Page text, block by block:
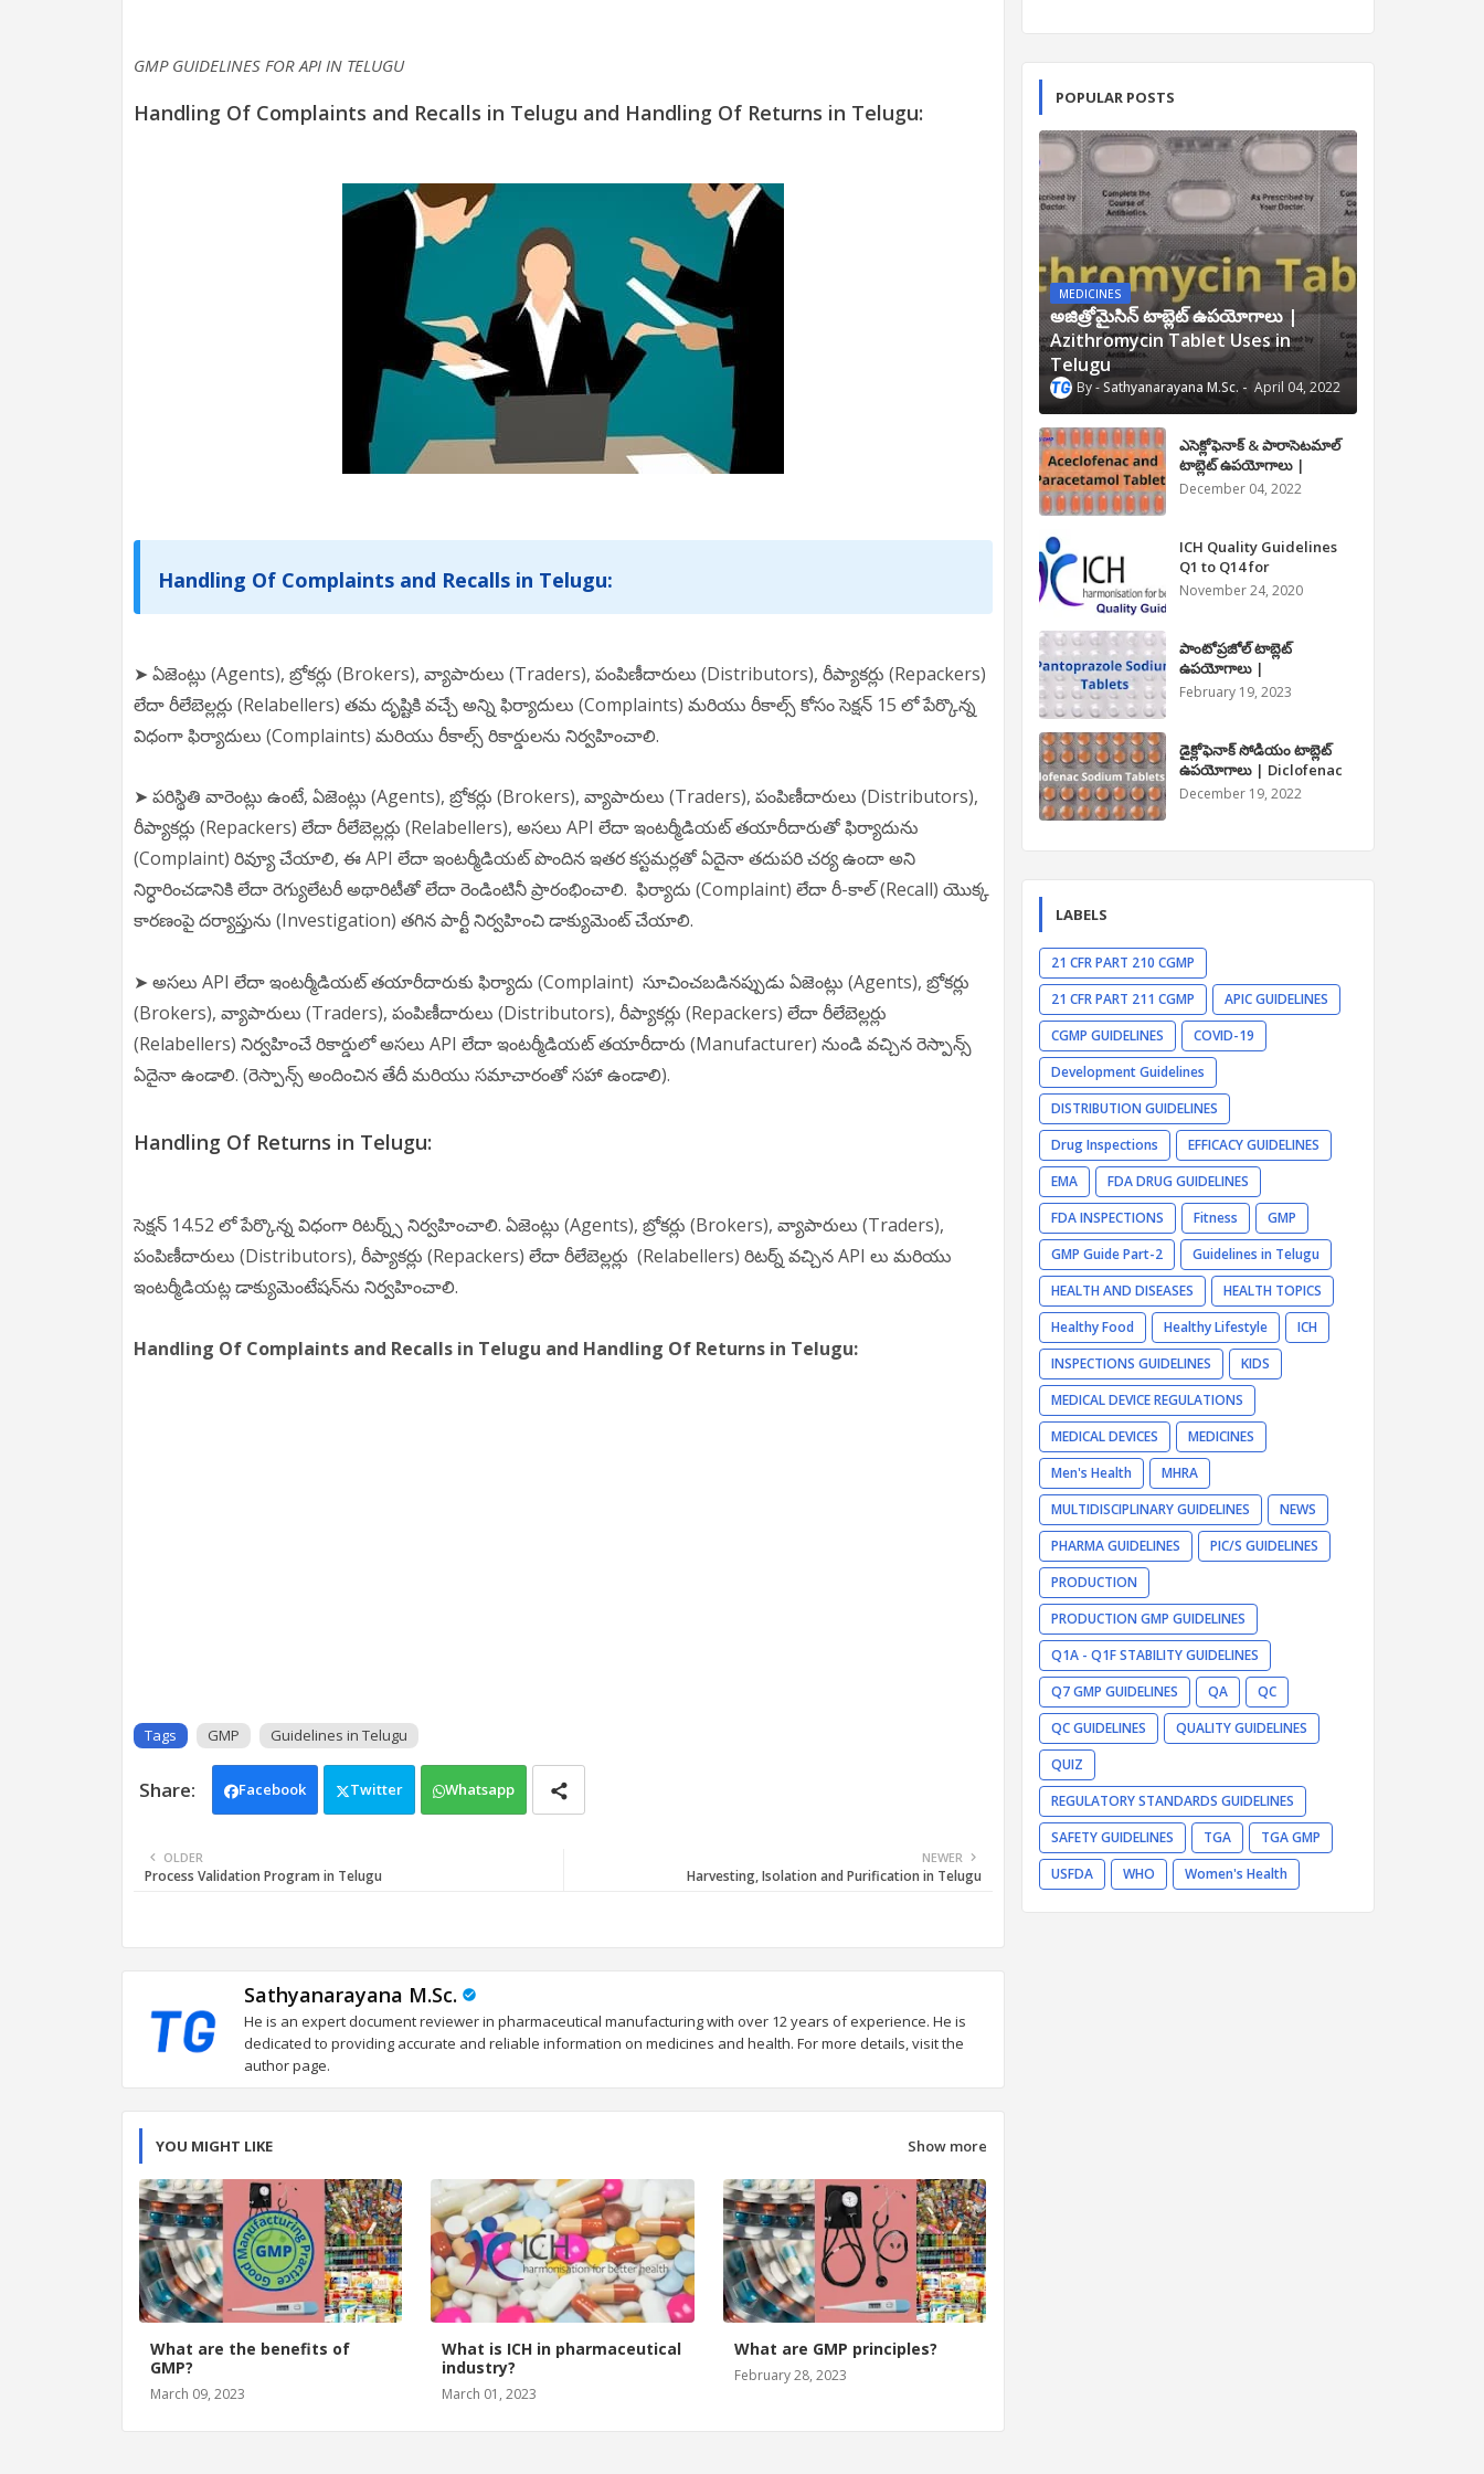
GMP GUIDELINES FOR API IN TELUGU
Handling Of Complaints and Recalls in Telugu and Handling Of Returns in Telugu:
Handling Of Complaints and Recalls in Telugu:
➤ ఏజెంట్లు (Agents), బ్రోకర్లు (Brokers), వ్యాపారులు (Traders), పంపిణీదారులు (Distributors), రీప్యాకర్లు (Repackers)
లేదా రీలేబెల్లర్లు (Relabellers) తమ దృష్టికి వచ్చే అన్ని ఫిర్యాదులు (Complaints) మరియు రీకాల్స్ కోసం సెక్షన్ 15 లో పేర్కొన్న
విధంగా ఫిర్యాదులు (Complaints) మరియు రీకాల్స్ రికార్డులను నిర్వహించాలి.
➤ పరిస్థితి వారెంట్లు ఉంటే, ఏజెంట్లు (Agents), బ్రోకర్లు (Brokers), వ్యాపారులు (Traders), పంపిణీదారులు (Distributors),
రీప్యాకర్లు (Repackers) లేదా రీలేబెల్లర్లు (Relabellers), అసలు API లేదా ఇంటర్మీడియట్ తయారీదారుతో ఫిర్యాదును
(Complaint) రివ్యూ చేయాలి, ఈ API లేదా ఇంటర్మీడియట్ పొందిన ఇతర కస్టమర్లతో ఏదైనా తదుపరి చర్య ఉందా అని
నిర్ధారించడానికి లేదా రెగ్యులేటరీ అథారిటీతో లేదా రెండింటినీ ప్రారంభించాలి. ఫిర్యాదు (Complaint) లేదా రీ-కాల్ (Recall) యొక్క
కారణంపై దర్యాప్తును (Investigation) తగిన పార్టీ నిర్వహించి డాక్యుమెంట్ చేయాలి.
➤ అసలు API లేదా ఇంటర్మీడియట్ తయారీదారుకు ఫిర్యాదు (Complaint) సూచించబడినప్పుడు ఏజెంట్లు (Agents), బ్రోకర్లు
(Brokers), వ్యాపారులు (Traders), పంపిణీదారులు (Distributors), రీప్యాకర్లు (Repackers) లేదా రీలేబెల్లర్లు
(Relabellers) నిర్వహించే రికార్డులో అసలు API లేదా ఇంటర్మీడియట్ తయారీదారు (Manufacturer) నుండి వచ్చిన రెస్పాన్స్
ఏదైనా ఉండాలి. (రెస్పాన్స్ అందించిన తేదీ మరియు సమాచారంతో సహా ఉండాలి).
Handling Of Returns in Telugu:
సెక్షన్ 14.52 లో పేర్కొన్న విధంగా రిటర్న్స్ నిర్వహించాలి. ఏజెంట్లు (Agents), బ్రోకర్లు (Brokers), వ్యాపారులు (Traders),
పంపిణీదారులు (Distributors), రీప్యాకర్లు (Repackers) లేదా రీలేబెల్లర్లు (Relabellers) రిటర్న్ వచ్చిన API లు మరియు
ఇంటర్మీడియట్ల డాక్యుమెంటేషన్‌ను నిర్వహించాలి.
Handling Of Complaints and Recalls in Telugu and Handling Of Returns in Telugu:
Tags GMP Guidelines in Telugu
Facebook Twitter Whatsapp
NEWER
Harvesting, Isolation and Purification in Telugu
OLDER
Process Validation Program in Telugu
Sathyanarayana M.Sc.
He is an expert document reviewer in pharmaceutical manufacturing with over 12 years of experience. He is
dedicated to providing accurate and reliable information on medicines and health. For more details, visit the
author page.
YOU MIGHT LIKE Show more
What are the benefits of
GMP?
March 09, 2023
What is ICH in pharmaceutical
industry?
March 01, 2023
What are GMP principles?
February 28, 2023
POPULAR POSTS
MEDICINES
అజిత్రోమైసిన్ టాబ్లెట్ ఉపయోగాలు |
Azithromycin Tablet Uses in
Telugu
Sathyanarayana M.Sc. April 04, 2022
ఎసెక్లోఫెనాక్ & పారాసెటమాల్
టాబ్లెట్ ఉపయోగాలు |
Aceclofenac and
December 04, 2022
ICH Quality Guidelines
Q1 to Q14 for
Pharmaceuticals
November 24, 2020
పాంటోప్రజోల్ టాబ్లెట్
ఉపయోగాలు |
Pantoprazole Tablet
February 19, 2023
డైక్లోఫెనాక్ సోడియం టాబ్లెట్
ఉపయోగాలు | Diclofenac
Sodium Tablet Uses in
December 19, 2022
LABELS
21 CFR PART 210 CGMP
21 CFR PART 211 CGMP
APIC GUIDELINES
CGMP GUIDELINES
COVID-19
Development Guidelines
DISTRIBUTION GUIDELINES
Drug Inspections
EFFICACY GUIDELINES
EMA
FDA DRUG GUIDELINES
FDA INSPECTIONS
Fitness
GMP
GMP Guide Part-2
Guidelines in Telugu
HEALTH AND DISEASES
HEALTH TOPICS
Healthy Food
Healthy Lifestyle
ICH
INSPECTIONS GUIDELINES
KIDS
MEDICAL DEVICE REGULATIONS
MEDICAL DEVICES
MEDICINES
Men's Health
MHRA
MULTIDISCIPLINARY GUIDELINES
NEWS
PHARMA GUIDELINES
PIC/S GUIDELINES
PRODUCTION
PRODUCTION GMP GUIDELINES
Q1A - Q1F STABILITY GUIDELINES
Q7 GMP GUIDELINES
QA
QC
QC GUIDELINES
QUALITY GUIDELINES
QUIZ
REGULATORY STANDARDS GUIDELINES
SAFETY GUIDELINES
TGA
TGA GMP
USFDA
WHO Women's Health